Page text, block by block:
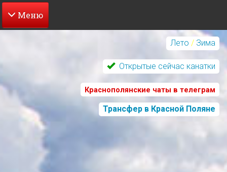
Перейти
содержанию
Лето / Зима
Открытые сейчас канатки
Краснополянские чаты в телеграм
Трансфер в Красной Поляне